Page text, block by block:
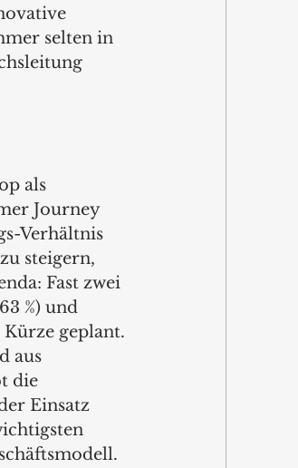
selten in
als
Journey
Verhältnis
steigern,
Fast zwei
%) und
Kürze geplant.
aus
die
Einsatz